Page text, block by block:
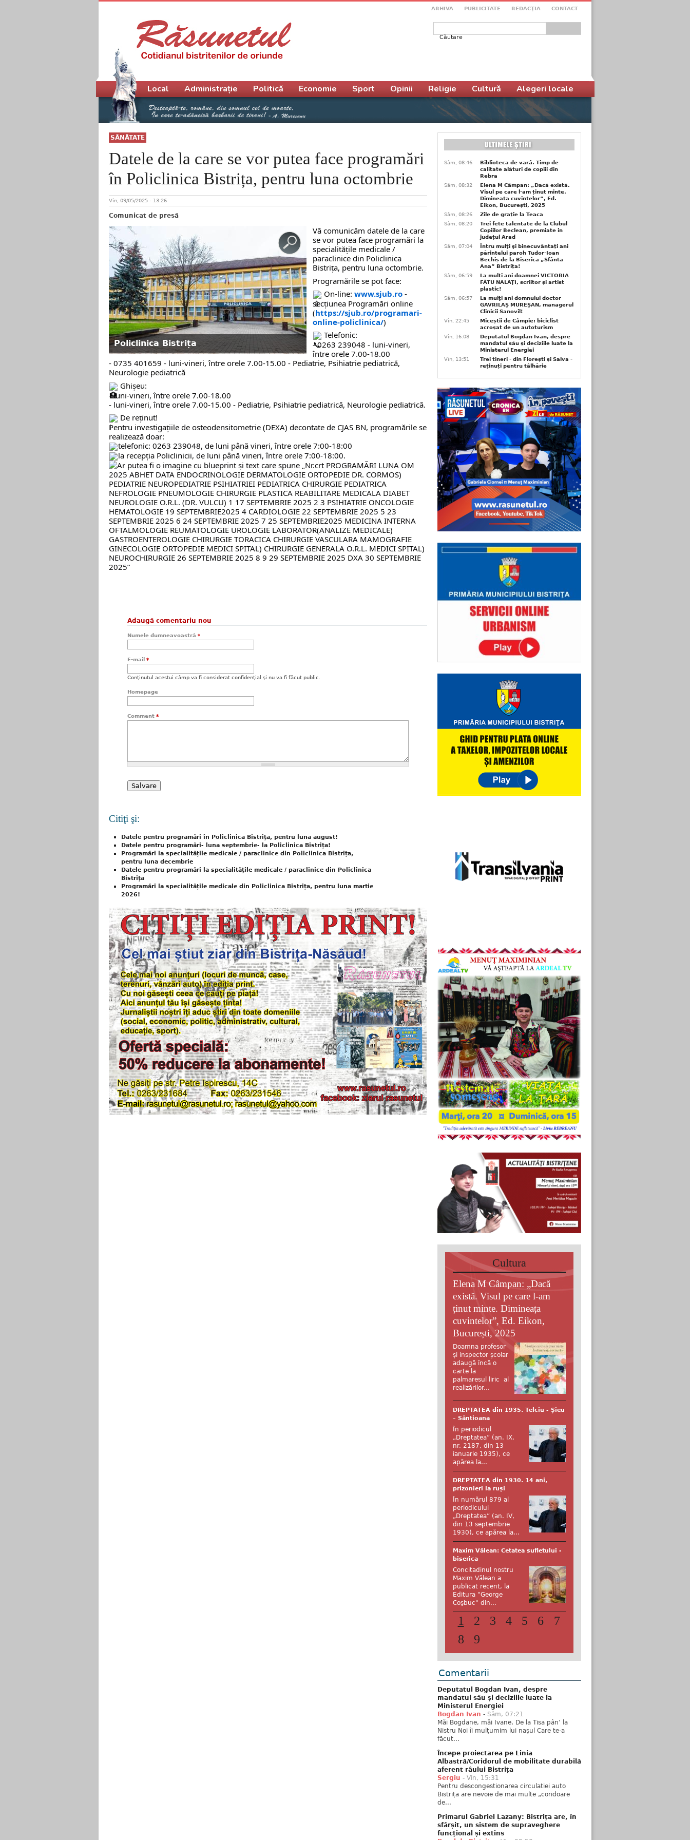
ARHIVA PUBLICITATE REDACŢIA CONTACT
Formular de căutare
SĂNĂTATE
Datele de la care se vor putea face programări
în Policlinica Bistrița, pentru luna octombrie
Vin, 09/05/2025 - 13:26
Comunicat de presă
Policlinica Bistrița
Vă comunicăm datele de la care
se vor putea face programări la
specialitățile medicale /
paraclinice din Policlinica
Bistrița, pentru luna octombrie.
Programările se pot face:
On-line: www.sjub.ro -
secțiunea Programări online
(https://sjub.ro/programari-
online-policlinica/)
Telefonic:
- 0263 239048 - luni-vineri,
între orele 7.00-18.00
- 0735 401659 - luni-vineri, între orele 7.00-15.00 - Pediatrie, Psihiatrie pediatrică,
Neurologie pediatrică
Ghișeu:
- luni-vineri, între orele 7.00-18.00
- luni-vineri, între orele 7.00-15.00 - Pediatrie, Psihiatrie pediatrică, Neurologie pediatrică.
De reținut!
Pentru investigațiile de osteodensitometrie (DEXA) decontate de CJAS BN, programările se
realizează doar:
telefonic: 0263 239048, de luni până vineri, între orele 7:00-18:00
la recepția Policlinicii, de luni până vineri, între orele 7:00-18:00.
Adaugă comentariu nou
Numele dumneavoastră *
E-mail *
Conţinutul acestui câmp va fi considerat confidenţial şi nu va fi făcut public.
Homepage
Comment *
Citiţi şi:
Datele pentru programări în Policlinica Bistrița, pentru luna august!
Datele pentru programări- luna septembrie- la Policlinica Bistrița!
Programări la specialitățile medicale / paraclinice din Policlinica Bistrița,
pentru luna decembrie
Datele pentru programări la specialitățile medicale / paraclinice din Policlinica
Bistrița
Programări la specialitățile medicale din Policlinica Bistrița, pentru luna martie
2026!
Meniu principal
Local Administrație Politică Economie Sport Opinii Religie Cultură Alegeri locale
Sâm, 08:46
Biblioteca de vară. Timp de
calitate alături de copiii din
Rebra
Sâm, 08:32
Elena M Câmpan: „Dacă există.
Visul pe care l-am ținut minte.
Dimineața cuvintelor”, Ed.
Eikon, București, 2025
Sâm, 08:26
Zile de grație la Teaca
Sâm, 08:20
Trei fete talentate de la Clubul
Copiilor Beclean, premiate in
județul Arad
Sâm, 07:04
Întru mulţi şi binecuvântați ani
părintelui paroh Tudor-Ioan
Bechiș de la Biserica „Sfânta
Ana” Bistrița!
Sâm, 06:59
La mulți ani doamnei VICTORIA
FĂTU NALAŢI, scriitor și artist
plastic!
Sâm, 06:57
La mulţi ani domnului doctor
GAVRILAŞ MUREŞAN, managerul
Clinicii Sanovil!
Vin, 22:45
Miceștii de Câmpie: biciclist
acroșat de un autoturism
Vin, 16:08
Deputatul Bogdan Ivan, despre
mandatul său și deciziile luate la
Ministerul Energiei
Vin, 13:51
Trei tineri - din Florești și Salva -
reținuți pentru tâlhărie
Cultura
Elena M Câmpan: „Dacă
există. Visul pe care l-am
ținut minte. Dimineața
cuvintelor”, Ed. Eikon,
București, 2025
Doamna profesor
și inspector școlar
adaugă încă o
carte la
palmaresul liric al
realizărilor...
DREPTATEA din 1935. Telciu - Șieu
– Sântioana
În periodicul
„Dreptatea” (an. IX,
nr. 2187, din 13
ianuarie 1935), ce
apărea la...
DREPTATEA din 1930. 14 ani,
prizonieri la ruși
În numărul 879 al
periodicului
„Dreptatea” (an. IV,
din 13 septembrie
1930), ce apărea la...
Maxim Vălean: Cetatea sufletului -
biserica
Concitadinul nostru
Maxim Vălean a
publicat recent, la
Editura "George
Coşbuc" din...
1 2 3 4 5 6
7
8
9
Comentarii
Deputatul Bogdan Ivan, despre
mandatul său și deciziile luate la
Ministerul Energiei
Bogdan Ivan - Sâm, 07:21
Măi Bogdane, măi Ivane, De la Tisa pân’ la
Nistru Noi îi mulțumim lui nașul Care te-a
făcut...
Începe proiectarea pe Linia
Albastră/Coridorul de mobilitate durabilă
aferent râului Bistrița
Sergiu - Vin, 15:31
Pentru descongestionarea circulatiei auto
Bistrița are nevoie de mai multe „coridoare
de...
Primarul Gabriel Lazany: Bistrița are, în
sfârșit, un sistem de supraveghere
funcțional și extins